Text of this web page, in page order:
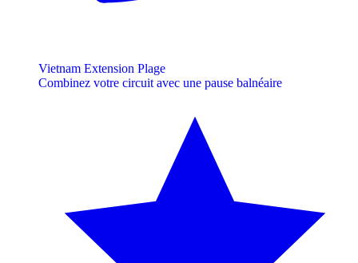
Vietnam Extension Plage
Combinez votre circuit avec une pause balnéaire